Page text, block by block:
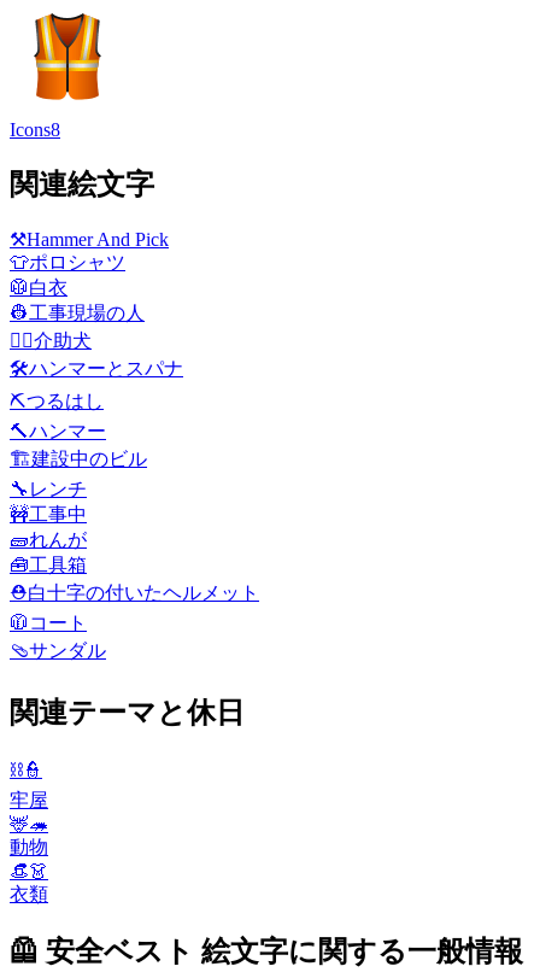
Icons8
関連絵文字
⚒️Hammer And Pick
👕ポロシャツ
🥼白衣
👷工事現場の人
🐕‍🦺介助犬
🛠️ハンマーとスパナ
⛏️つるはし
🔨ハンマー
🏗️建設中のビル
🔧 レンチ
🚧工事中
🧱れんが
🧰工具箱
⛑️白十字の付いたヘルメット
🧥 コート
🩴サンダル
関連テーマと休日
⛓️👮
牢屋
🦌🦔
動物
👒👗
衣類
🦺 安全ベスト 絵文字に関する一般情報